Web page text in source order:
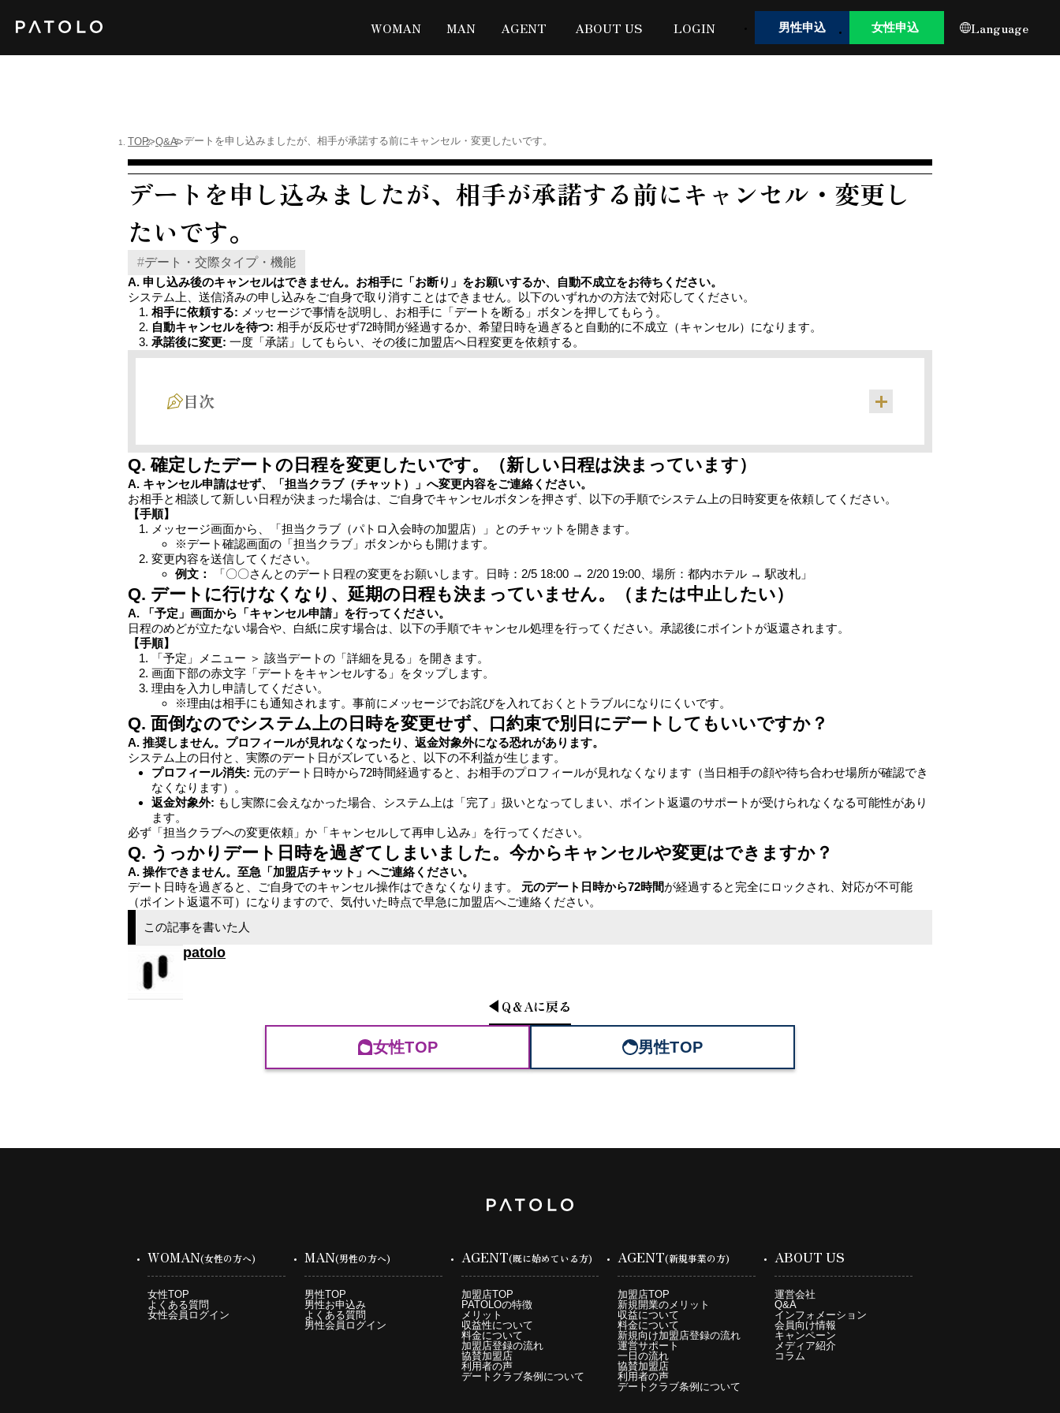
WOMAN MAN AGENT ABOUT US LOGIN 男性申込 女性申込 Language
TOP Q&A デートを申し込みましたが、相手が承諾する前にキャンセル・変更したいです。
デートを申し込みましたが、相手が承諾する前にキャンセル・変更し
たいです。
#デート・交際タイプ・機能
A. 申し込み後のキャンセルはできません。お相手に「お断り」をお願いするか、自動不成立をお待ちください。
システム上、送信済みの申し込みをご自身で取り消すことはできません。以下のいずれかの方法で対応してください。
相手に依頼する: メッセージで事情を説明し、お相手に「デートを断る」ボタンを押してもらう。
自動キャンセルを待つ: 相手が反応せず72時間が経過するか、希望日時を過ぎると自動的に不成立（キャンセル）になります。
承諾後に変更: 一度「承諾」してもらい、その後に加盟店へ日程変更を依頼する。
目次
Q. 確定したデートの日程を変更したいです。（新しい日程は決まっています）
A. キャンセル申請はせず、「担当クラブ（チャット）」へ変更内容をご連絡ください。
お相手と相談して新しい日程が決まった場合は、ご自身でキャンセルボタンを押さず、以下の手順でシステム上の日時変更を依頼してください。
【手順】
メッセージ画面から、「担当クラブ（パトロ入会時の加盟店）」とのチャットを開きます。
※デート確認画面の「担当クラブ」ボタンからも開けます。
変更内容を送信してください。
例文：
「〇〇さんとのデート日程の変更をお願いします。日時：2/5 18:00 → 2/20 19:00、場所：都内ホテル → 駅改札」
Q. デートに行けなくなり、延期の日程も決まっていません。（または中止したい）
A. 「予定」画面から「キャンセル申請」を行ってください。
日程のめどが立たない場合や、白紙に戻す場合は、以下の手順でキャンセル処理を行ってください。承認後にポイントが返還されます。
【手順】
「予定」メニュー ＞ 該当デートの「詳細を見る」を開きます。
画面下部の赤文字「デートをキャンセルする」をタップします。
理由を入力し申請してください。
※理由は相手にも通知されます。事前にメッセージでお詫びを入れておくとトラブルになりにくいです。
Q. 面倒なのでシステム上の日時を変更せず、口約束で別日にデートしてもいいですか？
A. 推奨しません。プロフィールが見れなくなったり、返金対象外になる恐れがあります。
システム上の日付と、実際のデート日がズレていると、以下の不利益が生じます。
プロフィール消失: 元のデート日時から72時間経過すると、お相手のプロフィールが見れなくなります（当日相手の顔や待ち合わせ場所が確認でき
なくなります）。
返金対象外: もし実際に会えなかった場合、システム上は「完了」扱いとなってしまい、ポイント返還のサポートが受けられなくなる可能性があり
ます。
必ず「担当クラブへの変更依頼」か「キャンセルして再申し込み」を行ってください。
Q. うっかりデート日時を過ぎてしまいました。今からキャンセルや変更はできますか？
A. 操作できません。至急「加盟店チャット」へご連絡ください。
デート日時を過ぎると、ご自身でのキャンセル操作はできなくなります。 元のデート日時から72時間が経過すると完全にロックされ、対応が不可能
（ポイント返還不可）になりますので、気付いた時点で早急に加盟店へご連絡ください。
この記事を書いた人
patolo
Q＆Aに戻る
女性TOP 男性TOP
WOMAN(女性の方へ)
女性TOP
よくある質問
女性会員ログイン
MAN(男性の方へ)
男性TOP
男性お申込み
よくある質問
男性会員ログイン
AGENT(既に始めている方)
加盟店TOP
PATOLOの特徴
メリット
収益性について
料金について
加盟店登録の流れ
協賛加盟店
利用者の声
デートクラブ条例について
AGENT(新規事業の方)
加盟店TOP
新規開業のメリット
収益について
料金について
新規向け加盟店登録の流れ
運営サポート
一日の流れ
協賛加盟店
利用者の声
デートクラブ条例について
ABOUT US
運営会社
Q&A
インフォメーション
会員向け情報
キャンペーン
メディア紹介
コラム